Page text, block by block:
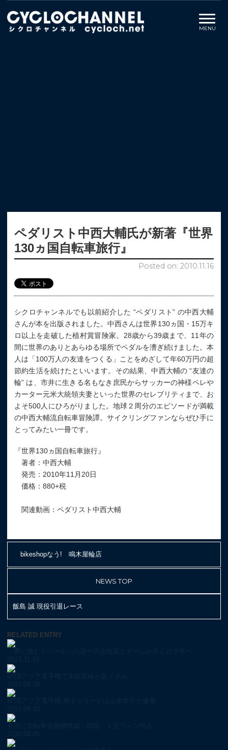
ペダリスト中西大輔氏が新著『世界
130ヵ国自転車旅行』
Posted on: 2010.11.16
シクロチャンネルでも以前紹介した “ペダリスト” の中西大輔
さんが本を出版されました。中西さんは世界130ヵ国・15万キ
ロ以上を走破した植村賞冒険家。28歳から39歳まで、11年の
間に世界のありとあらゆる場所でペダルを漕ぎ続けました。本
人は「100万人の友達をつくる」ことをめざして年60万円の超
節約生活を続けたといいます。その結果、中西大輔の “友達の
輪” は、市井に生きる名もなき庶民からサッカーの神様ペレや
カーター元米大統領夫妻といった世界のセレブリティまで、お
よそ500人にひろがりました。地球２周分のエピソードが満載
の中西大輔流自転車冒険譚。サイクリングファンならぜひ手に
とってみたい一冊です。
『世界130ヵ国自転車旅行』
著者：中西大輔
発売：2010年11月20日
価格：880+税
関連動画：ペダリスト中西大輔
bikeshopなう! 鳴木屋輪店
NEWS TOP
飯島 誠 現役引退レース
;
RELATED ENTRY